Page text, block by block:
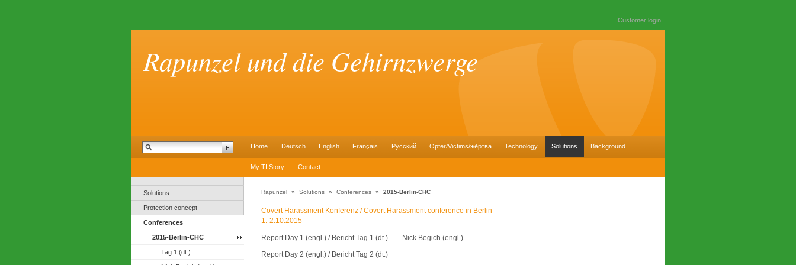
Rapunzel und die Gehirnzwerge
Customer login
Home Deutsch English Français Pу́сский Opfer/Victims/же́ртва Technology Solutions Background
My TI Story Contact
Solutions
Protection concept
Conferences
2015-Berlin-CHC
Tag 1 (dt.)
Rapunzel » Solutions » Conferences » 2015-Berlin-CHC
Covert Harassment Konferenz / Covert Harassment conference in Berlin
1.-2.10.2015
Report Day 1 (engl.) / Bericht Tag 1 (dt.) Nick Begich (engl.)
Report Day 2 (engl.) / Bericht Tag 2 (dt.)